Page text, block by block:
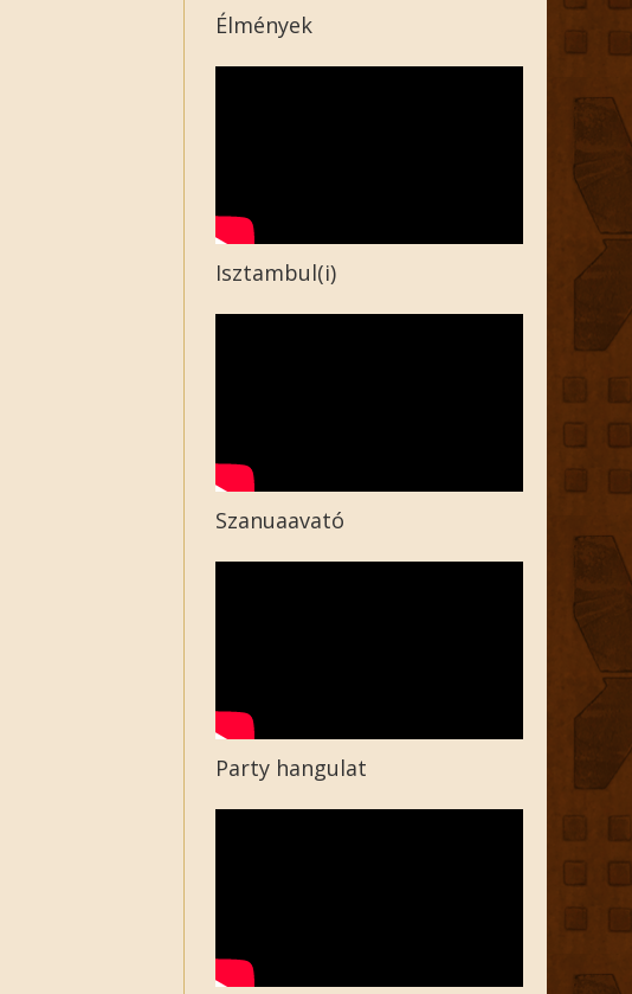
Élmények
Isztambul(i)
Szanuaavató
Party hangulat